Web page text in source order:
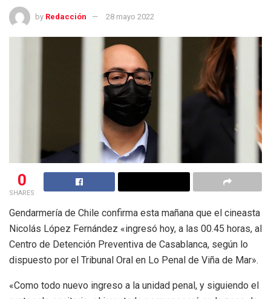
by Redacción 28 mayo 2022
0
SHARES
Gendarmería de Chile confirma esta mañana que el cineasta
Nicolás López Fernández «ingresó hoy, a las 00.45 horas, al
Centro de Detención Preventiva de Casablanca, según lo
dispuesto por el Tribunal Oral en Lo Penal de Viña de Mar».
«Como todo nuevo ingreso a la unidad penal, y siguiendo el